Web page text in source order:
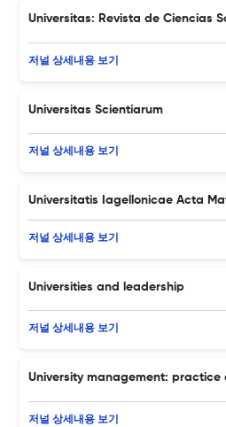
Universitas: Revista de Ciencias
저널 상세내용 보기
Universitas Scientiarum
저널 상세내용 보기
Universitatis Iagellonicae Acta
저널 상세내용 보기
Universities and leadership
저널 상세내용 보기
University management: practice
저널 상세내용 보기